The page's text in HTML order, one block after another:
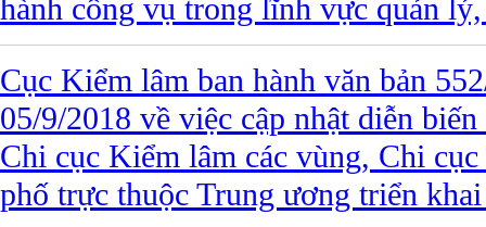
hành công vụ trong lĩnh vực quản
Cục Kiểm lâm ban hành văn bản
05/9/2018 về việc cập nhật diễn
Chi cục Kiểm lâm các vùng, Chi
phố trực thuộc Trung ương triển